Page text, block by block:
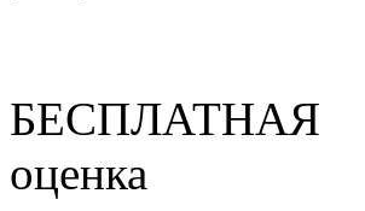
БЕСПЛАТНАЯ
оценка